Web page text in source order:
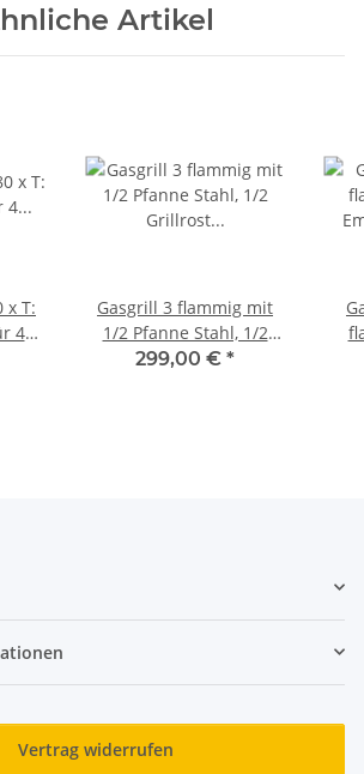
Artikel
x T:
4
Gasgrill 3 flammig mit
1/2 Pfanne Stahl, 1/2
Grillrost verchromt, 1er
299,00 € *
Vertrag widerrufen